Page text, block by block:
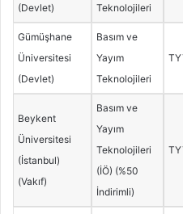
(Devlet)
Teknolojileri
Gümüşhane
Üniversitesi
(Devlet)
Basım ve
Yayım
Teknolojileri
Beykent
Üniversitesi
(İstanbul)
(Vakıf)
Basım ve
Yayım
Teknolojileri
(İÖ) (%50
İndirimli)